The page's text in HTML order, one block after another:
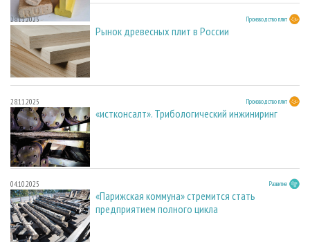
28.11.2025 Производство плит
Рынок древесных плит в России
28.11.2025 Производство плит
«истконсалт». Трибологический инжиниринг
04.10.2025 Развитие
«Парижская коммуна» стремится стать
предприятием полного цикла